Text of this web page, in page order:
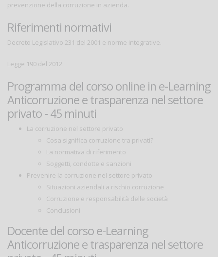
prevenzione della corruzione in azienda.
Riferimenti normativi
Decreto Legislativo 231 del 2001 e norme integrative.
Legge 190 del 2012.
Programma del corso online in e-Learning
Anticorruzione e trasparenza nel settore
privato - 45 minuti
La corruzione nel settore privato
Cosa significa corruzione tra privati?
La normativa di riferimento
Soggetti, condotte e sanzioni
Prevenire la corruzione nel settore privato
Situazioni aziendali a rischio corruzione
Corruzione e responsabilità delle società
Conclusioni
Docente del corso e-Learning
Anticorruzione e trasparenza nel settore